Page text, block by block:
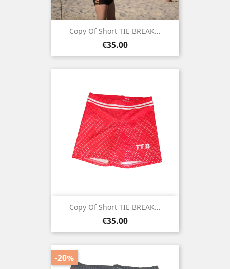
Copy Of Short TIE BREAK...
Price
€35.00
Copy Of Short TIE BREAK...
Price
€35.00
-20%